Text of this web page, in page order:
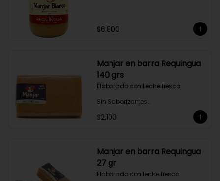
$6.800
Manjar en barra Requingua
140 grs
Elaborado con Leche fresca
Sin Saborizantes
Bajo en Colesterol
$2.100
Manjar en barra Requingua
27 gr
Elaborado con leche fresca